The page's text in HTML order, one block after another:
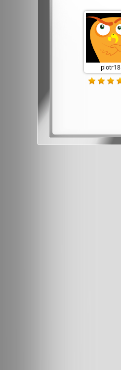
piotr18